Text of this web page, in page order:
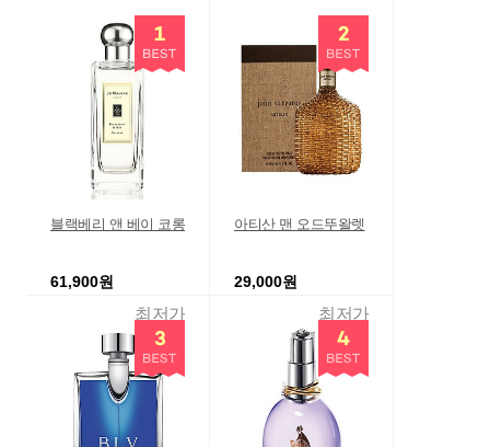
블랙베리 앤 베이 코롱
61,900원
최저가
아티산 맨 오드뚜왈렛
29,000원
최저가